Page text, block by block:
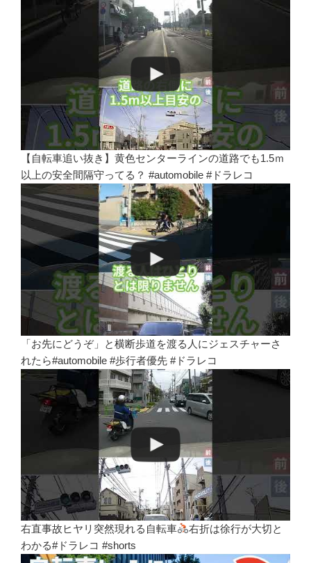
【自転車追い抜き】黄色センターラインの道路でも1.5ｍ
以上の安全間隔守ってる？ #automobile #ドラレコ
「お先にどうぞ」と横断歩道を渡る人にジェスチャーさ
れたら#automobile #歩行者優先 #ドラレコ
右直事故ヒヤリ突然現れる自転車
右折は徐行が大切と
わかる#ドラレコ #shorts